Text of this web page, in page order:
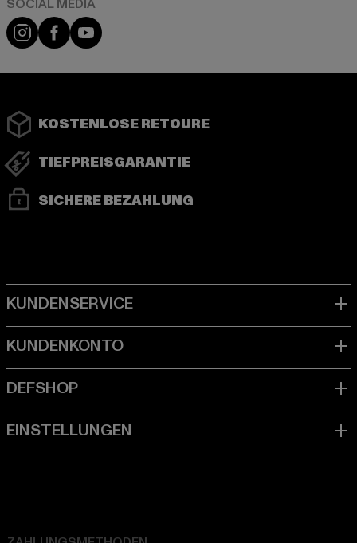
Instagram
FacebookYouTube
KOSTENLOSE RETOURE
TIEFPREISGARANTIE
SICHERE BEZAHLUNG